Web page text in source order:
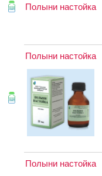
Полыни настойка
Полыни настойка
Полыни настойка